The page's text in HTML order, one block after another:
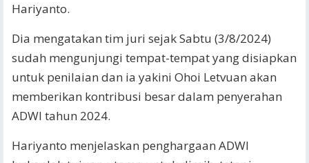
Hariyanto.
Dia mengatakan tim juri sejak Sabtu (3/8/2024)
sudah mengunjungi tempat-tempat yang disiapkan
untuk penilaian dan ia yakini Ohoi Letvuan akan
memberikan kontribusi besar dalam penyerahan
ADWI tahun 2024.
Hariyanto menjelaskan penghargaan ADWI